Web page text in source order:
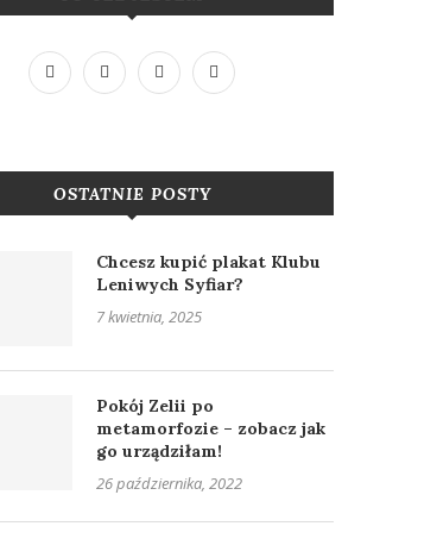
OSTATNIE POSTY
Chcesz kupić plakat Klubu
Leniwych Syfiar?
7 kwietnia, 2025
Pokój Zelii po
metamorfozie – zobacz jak
go urządziłam!
26 października, 2022